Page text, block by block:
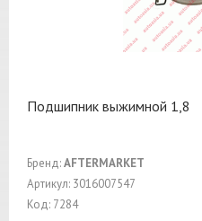
Подшипник выжимной 1,8
Бренд:AFTERMARKET
Артикул: 3016007547
Код: 7284